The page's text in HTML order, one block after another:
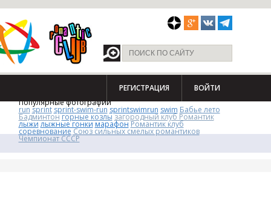
РЕГИСТРАЦИЯ ВОЙТИ
Популярные фотографии
run sprint sprint-swim-run sprintswimrun swim Бабье лето
Бадминтонгорные козлызагородный клуб Романтик
лыжилыжные гонкимарафон Романтик клуб
соревнованиеСоюз сильных смелых романтиков
Чемпионат СССР